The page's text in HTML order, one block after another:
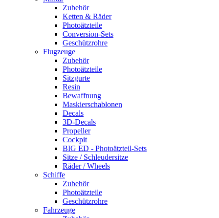
Zubehör
Ketten & Räder
Photoätzteile
Conversion-Sets
Geschützrohre
Flugzeuge
Zubehör
Photoätzteile
Sitzgurte
Resin
Bewaffnung
Maskierschablonen
Decals
3D-Decals
Propeller
Cockpit
BIG ED - Photoätzteil-Sets
Sitze / Schleudersitze
Räder / Wheels
Schiffe
Zubehör
Photoätzteile
Geschützrohre
Fahrzeuge